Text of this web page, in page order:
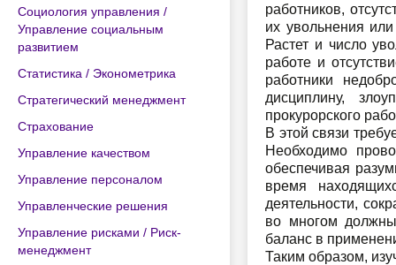
Социология управления /
Управление социальным
развитием
Статистика / Эконометрика
Стратегический менеджмент
Страхование
Управление качеством
Управление персоналом
Управленческие решения
Управление рисками / Риск-
менеджмент
работников,
их увольнения
Растет и число
работе и
работники
дисциплину,
прокурорского
В этой связи
Необходимо
обеспечивая
время
деятельности,
во многом должны
баланс в
Таким образом,